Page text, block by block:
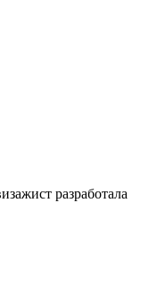
разработала